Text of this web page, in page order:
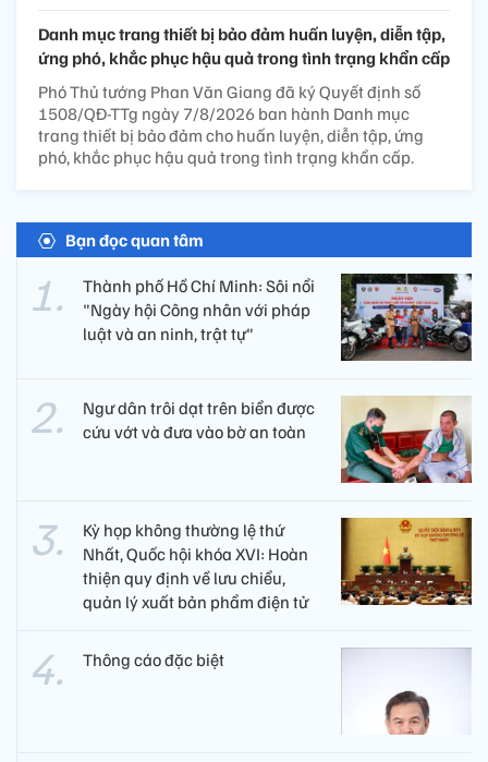
Danh mục trang thiết bị bảo đảm huấn luyện, diễn tập,
ứng phó, khắc phục hậu quả trong tình trạng khẩn cấp
Phó Thủ tướng Phan Văn Giang đã ký Quyết định số
1508/QĐ-TTg ngày 7/8/2026 ban hành Danh mục
trang thiết bị bảo đảm cho huấn luyện, diễn tập, ứng
phó, khắc phục hậu quả trong tình trạng khẩn cấp.
Bạn đọc quan tâm
Thành phố Hồ Chí Minh: Sôi nổi
"Ngày hội Công nhân với pháp
luật và an ninh, trật tự"
Ngư dân trôi dạt trên biển được
cứu vớt và đưa vào bờ an toàn
Kỳ họp không thường lệ thứ
Nhất, Quốc hội khóa XVI: Hoàn
thiện quy định về lưu chiểu,
quản lý xuất bản phẩm điện tử
Thông cáo đặc biệt